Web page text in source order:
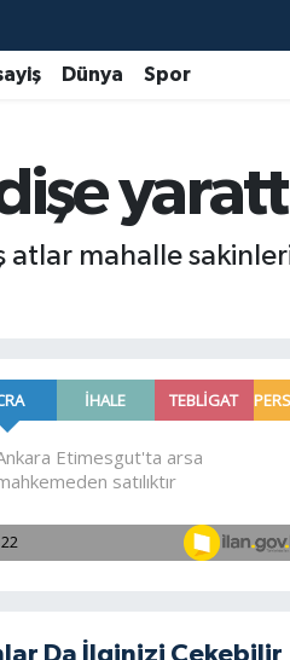
Dünya Spor
atlar mahalle
Da İlginizi Çekebilir